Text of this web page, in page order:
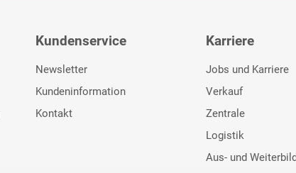
Kundenservice
Newsletter
Kundeninformation
Kontakt
Karriere
Jobs und Karriere
Verkauf
Zentrale
Logistik
Aus- und